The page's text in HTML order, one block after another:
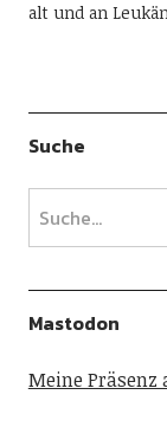
alt und an
Suche
Mastodon
Meine